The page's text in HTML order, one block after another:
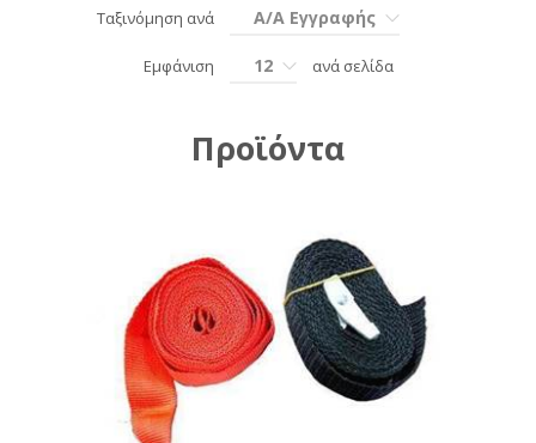
Ταξινόμηση ανά Α/Α Εγγραφής
Εμφάνιση 12 ανά σελίδα
Προϊόντα